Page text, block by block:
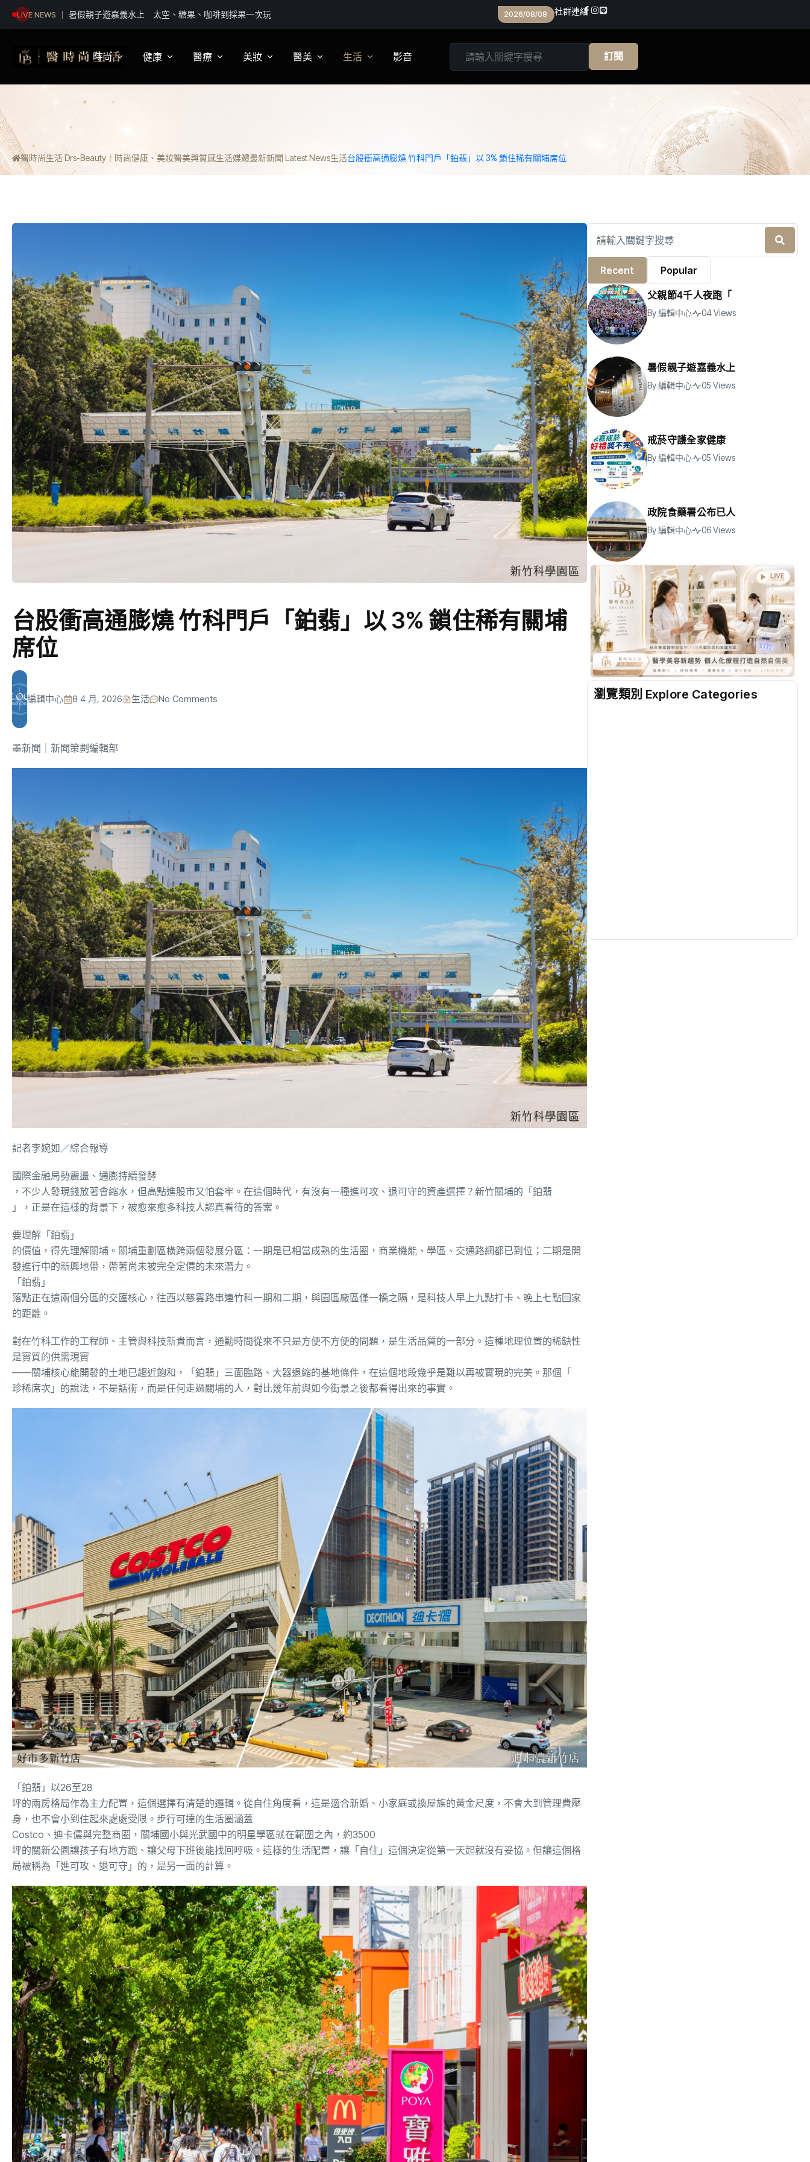
LIVE NEWS 戒菸守護全家健康 來嘉戒菸好禮獎不完 2026/08/08 社群連結
時尚
影視娛樂
潮流趨勢
健康
營養
醫療
醫師訪談
美妝
專家建議
醫美
醫美實測
生活
旅遊
影音 訂閱
醫時尚生活 Drs-Beauty｜時尚健康、美妝醫美與質感生活媒體最新新聞 Latest News生活台股衝高通膨燒 竹科門戶「鉑翡」以 3% 鎖住稀有關埔席位
台股衝高通膨燒 竹科門戶「鉑翡」以 3% 鎖住稀有關埔
席位
編輯中心 8 4 月, 2026 生活 No Comments
墨新聞 ｜新聞策劃編輯部
記者李婉如／綜合報導
國際金融局勢震盪、通膨持續發酵
，不少人發現錢放著會縮水，但高點進股市又怕套牢。在這個時代，有沒有一種進可攻、退可守的資產選擇？新竹關埔的「鉑翡
」，正是在這樣的背景下，被愈來愈多科技人認真看待的答案。
要理解 「鉑翡 」
的價值，得先理解關埔。關埔重劃區橫跨兩個發展分區：一期是已相當成熟的生活圈，商業機能、學區、交通路網都已到位；二期是開
發進行中的新興地帶，帶著尚未被完全定價的未來潛力。
「鉑翡 」
落點正在這兩個分區的交匯核心，往西以慈雲路串連竹科一期和二期，與園區廠區僅一橋之隔，是科技人早上九點打卡、晚上七點回家
的距離。
對在竹科工作的工程師、主管與科技新貴而言，通勤時間從來不只是方便不方便的問題，是生活品質的一部分。這種地理位置的稀缺性
是實質的供需現實
——關埔核心能開發的土地已趨近飽和， 「鉑翡」 三面臨路、大器退縮的基地條件，在這個地段幾乎是難以再被實現的完美 。 那個「
珍稀席次 」的說法 ，不是話術，而是任何走過關埔的人，對比幾年前與如今街景之後都看得出來的事實。
「 鉑翡 」 以26至28
坪的兩房格局作為主力配置，這個選擇有清楚的邏輯。從自住角度看，這是適合新婚、小家庭或換屋族的黃金尺度，不會大到管理費壓
身，也不會小到住起來處處受限。步行可達的生活圈涵蓋
Costco 、迪卡儂與完整商圈，關埔國小與光武國中的明星學區就在範圍之內，約3500
坪的關新公園讓孩子有地方跑、讓父母下班後能找回呼吸。這樣的生活配置，讓「自住」這個決定從第一天起就沒有妥協。但讓這個格
局被稱為「進可攻、退可守」的，是另一面的計算。
Recent Popular
父親節4千人夜跑「
By編輯中心 04 Views
暑假親子遊嘉義水上
By編輯中心 05 Views
戒菸守護全家健康
By編輯中心 05 Views
政院食藥署公布已人
By編輯中心 06 Views
瀏覽類別 Explore Categories